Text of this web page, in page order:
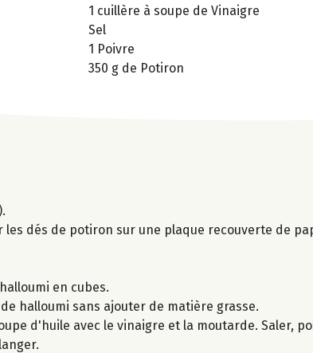
1 cuillère à soupe de Vinaigre
Sel
1 Poivre
350 g de Potiron
les dés de potiron sur une plaque recouverte de
en cubes.
halloumi sans ajouter de matière grasse.
d'huile avec le vinaigre et la moutarde. Saler,